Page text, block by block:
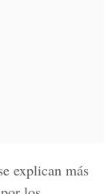
explican más